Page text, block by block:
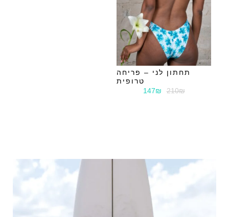
תחתון לני – פריחה
טרופית
210₪
147₪